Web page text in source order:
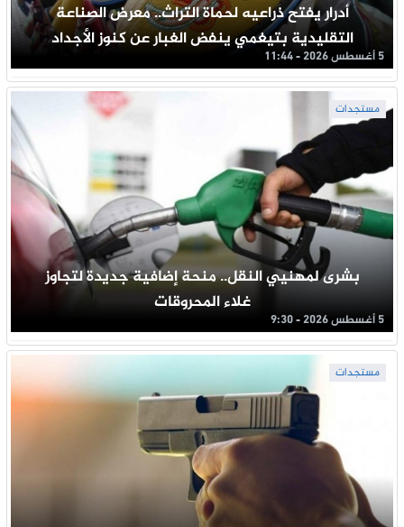
أدرار يفتح ذراعيه لحماة التراث.. معرض الصناعة
التقليدية بتيغمي ينفض الغبار عن كنوز الأجداد
5 أغسطس 2026 - 11:44
مستجدات
بشرى لمهنيي النقل.. منحة إضافية جديدة لتجاوز
غلاء المحروقات
5 أغسطس 2026 - 9:30
مستجدات